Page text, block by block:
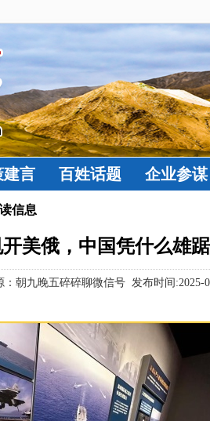
建言 百姓话题 企业参谋
信息
美俄，中国凭什么雄
朝九晚五碎碎聊微信号 发布时间:2025-